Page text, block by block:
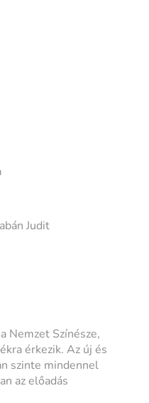
Judit
Nemzet Színésze,
érkezik. Az új és
szinte mindennel
az előadás